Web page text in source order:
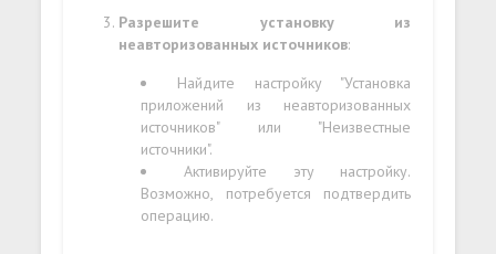
Разрешите установку из
неавторизованных источников:
Найдите настройку "Установка
приложений из неавторизованных
источников" или "Неизвестные
источники".
Активируйте эту настройку.
Возможно, потребуется подтвердить
операцию.